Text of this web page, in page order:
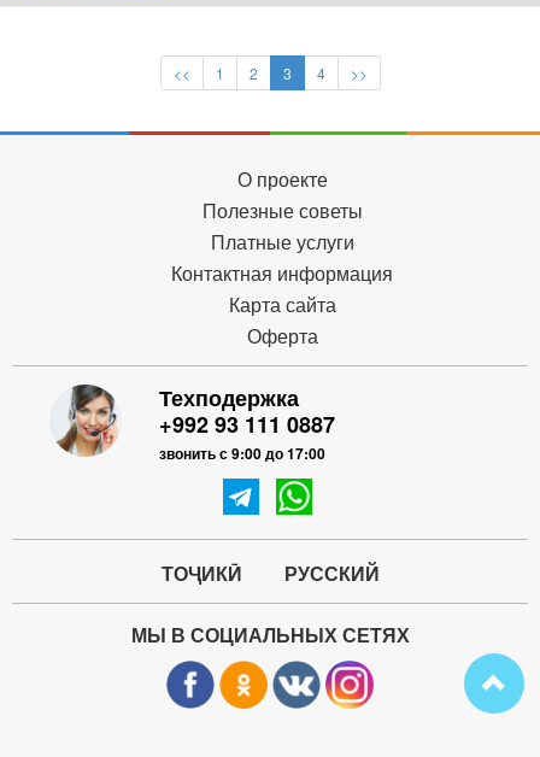
<< 1 2 3 4 >>
О проекте
Полезные советы
Платные услуги
Контактная информация
Карта сайта
Оферта
Техподержка
+992 93 111 0887
звонить с 9:00 до 17:00
ТОҶИКӢ РУССКИЙ
МЫ В СОЦИАЛЬНЫХ СЕТЯХ